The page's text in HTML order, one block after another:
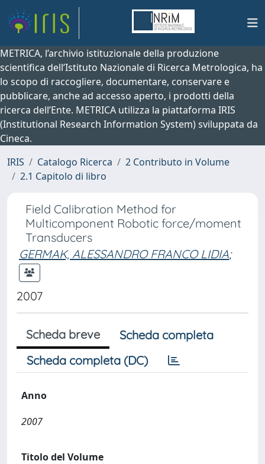
METRICA, l’archivio istituzionale della produzione
scientifica dell’Istituto Nazionale di Ricerca Metrologica, ha
lo scopo di raccogliere, documentare, conservare e
pubblicare, anche ad accesso aperto, i prodotti della
ricerca dell’Ente. METRICA utilizza la piattaforma IRIS
(Institutional Research Information System) sviluppata da
Cineca.
IRIS
Catalogo Ricerca
2 Contributo in Volume
2.1 Capitolo di libro
Field Calibration Method for
Multicomponent Robotic force/moment
Transducers
GERMAK, ALESSANDRO FRANCO LIDIA;
2007
Scheda breve
Scheda completa
Scheda completa (DC)
Anno
2007
Titolo del Volume